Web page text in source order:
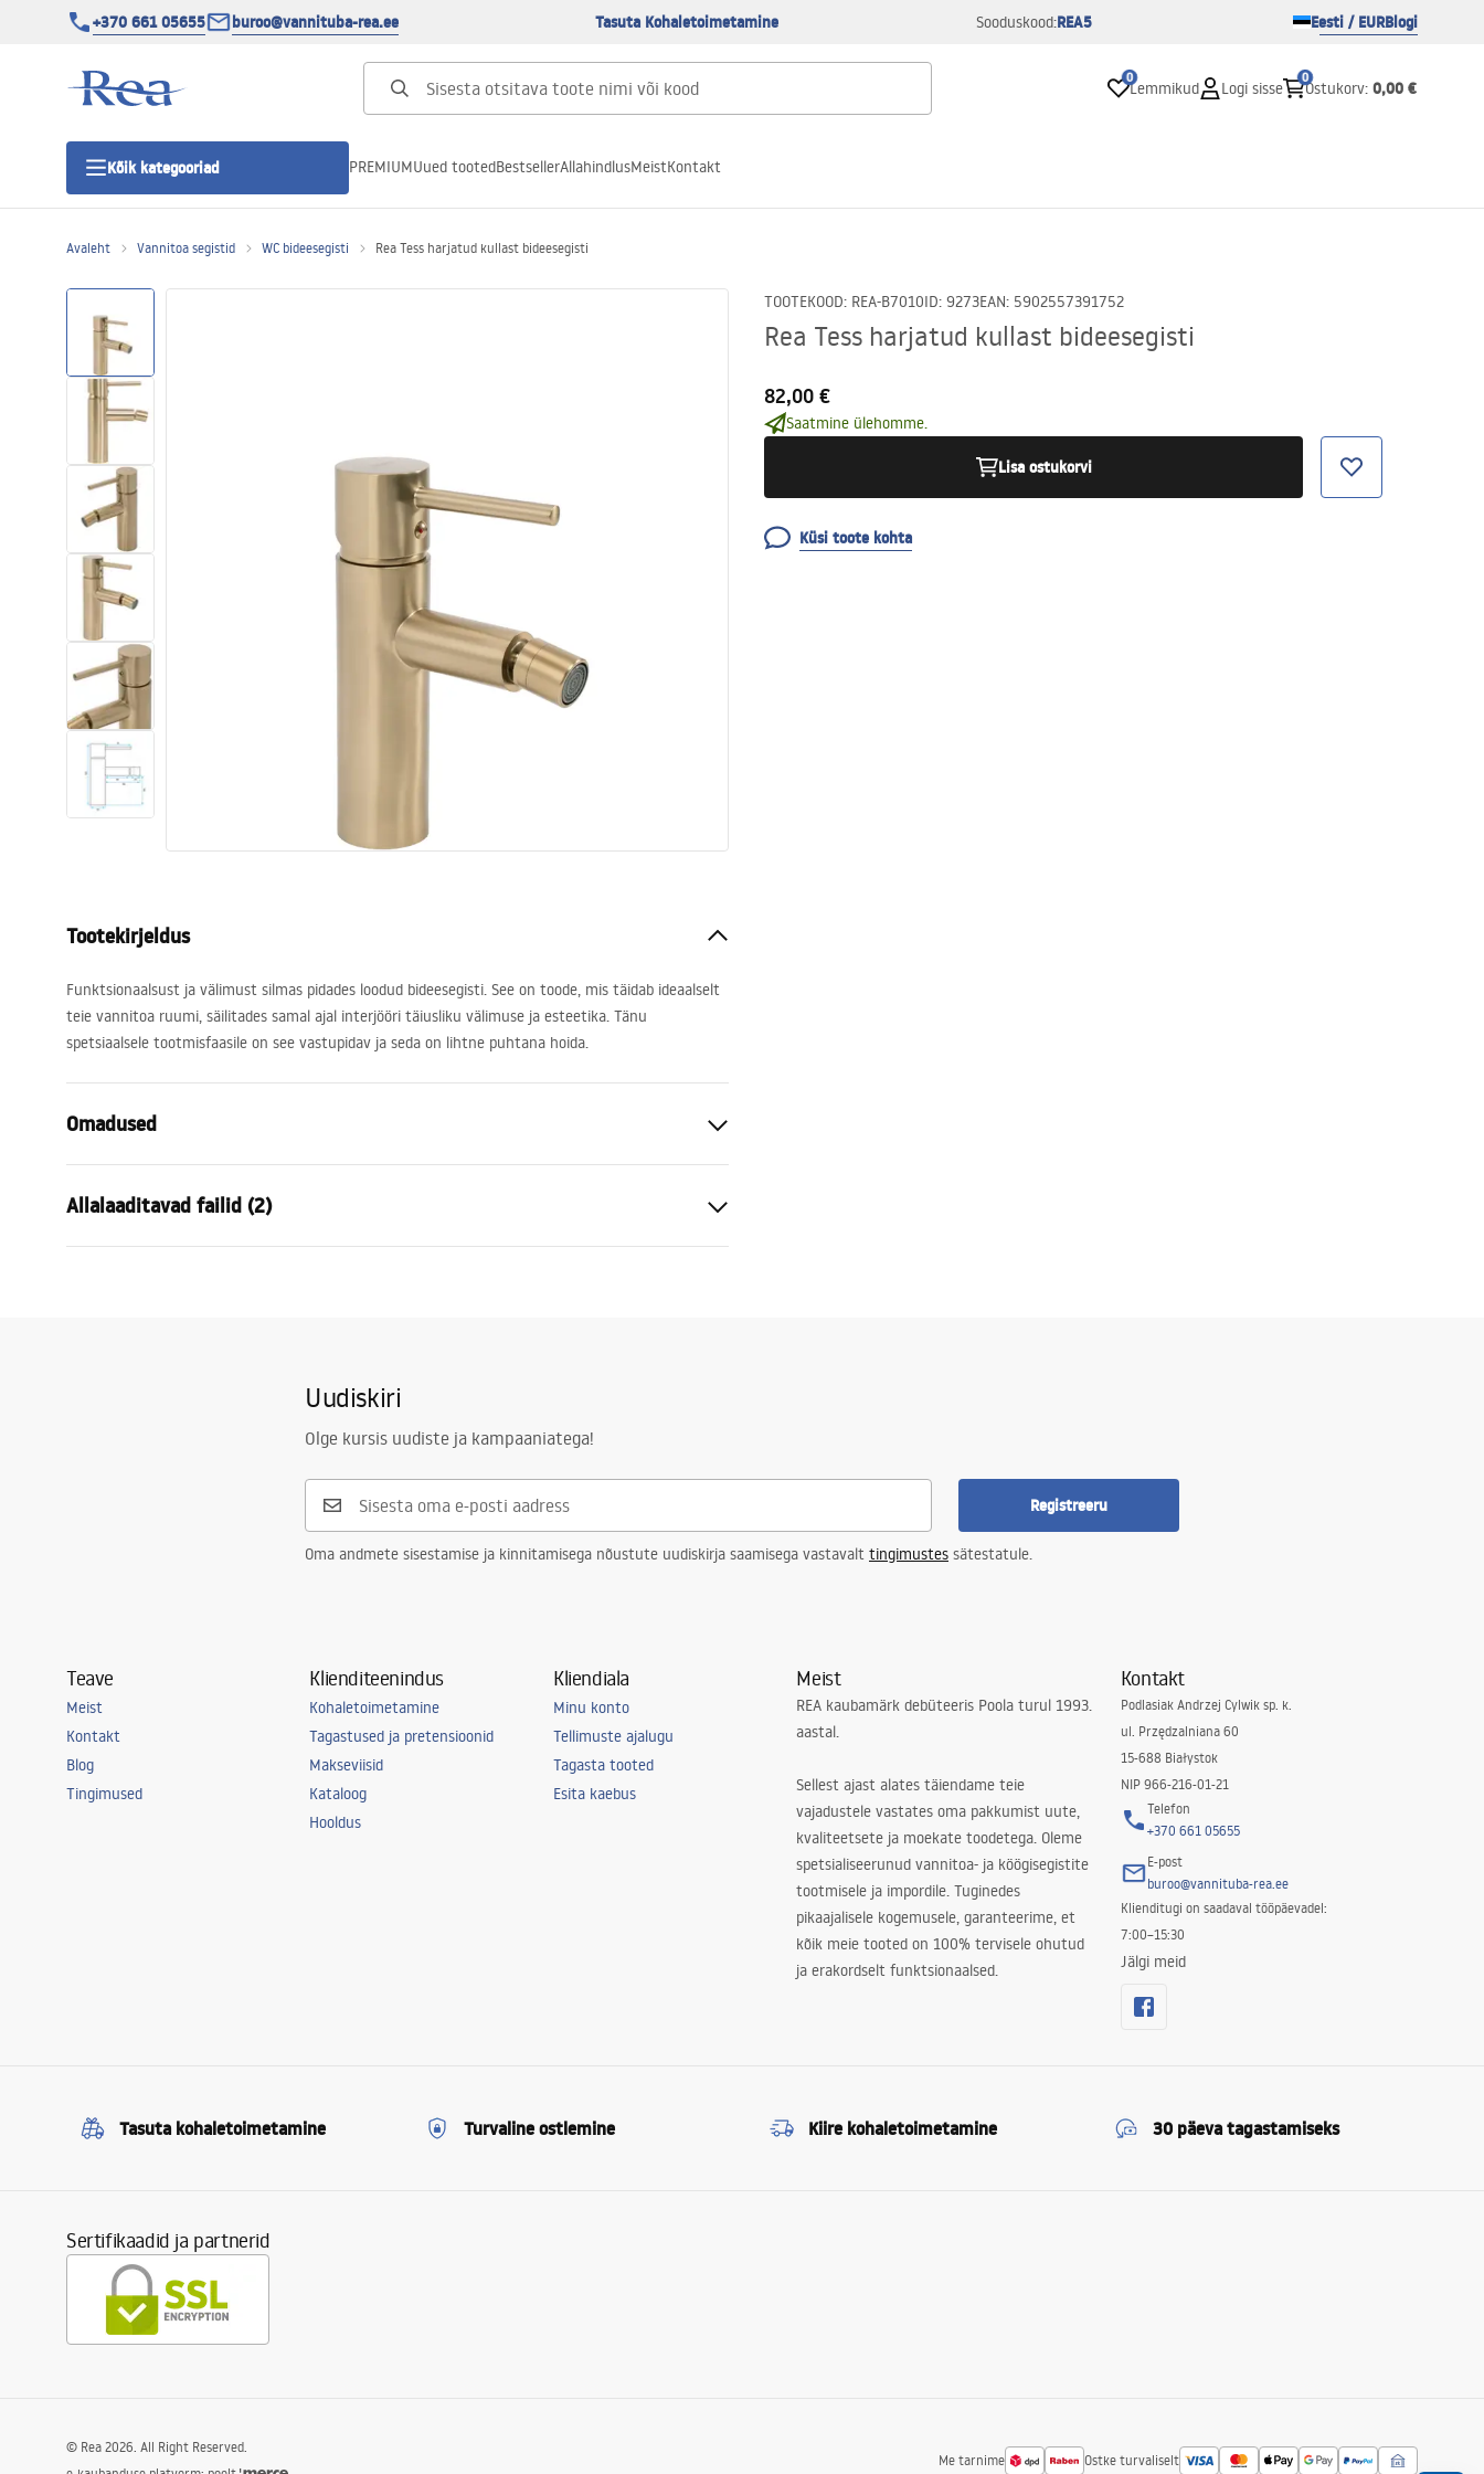
+370 661 05655 buroo@vannituba-rea.ee Tasuta Kohaletoimetamine Sooduskood:REA5 Eesti / EURBlogi
0
Lemmikud Logi sisse
0
Ostukorv: 0,00 €
Kõik kategooriad
Lineaarne duši äravool
Vannid ja ekraanid
Vannitoa segistid
Vannitoas dušid
PREMIUMUued tootedBestsellerAllahindlusMeistKontakt
Avaleht Vannitoa segistid WC bideesegisti Rea Tess harjatud kullast bideesegisti
TOOTEKOOD: REA-B7010ID: 9273EAN: 5902557391752
Rea Tess harjatud kullast bideesegisti
82,00 €
Saatmine ülehomme.
Lisa ostukorvi
Küsi toote kohta
Tootekirjeldus
Funktsionaalsust ja välimust silmas pidades loodud bideesegisti. See on toode, mis täidab ideaalselt
teie vannitoa ruumi, säilitades samal ajal interjööri täiusliku välimuse ja esteetika. Tänu
spetsiaalsele tootmisfaasile on see vastupidav ja seda on lihtne puhtana hoida.
Omadused
Paigaldusviis
Värv
Harjatud kuld
PVD
Allalaaditavad failid (2)
Uudiskiri
Olge kursis uudiste ja kampaaniatega!
Registreeru
Oma andmete sisestamise ja kinnitamisega nõustute uudiskirja saamisega vastavalt tingimustes sätestatule.
Teave
Meist
Kontakt
Blog
Tingimused
Klienditeenindus
Kohaletoimetamine
Tagastused ja pretensioonid
Makseviisid
Kataloog
Hooldus
Kliendiala
Minu konto
Tellimuste ajalugu
Tagasta tooted
Esita kaebus
Meist
REA kaubamärk debüteeris Poola turul 1993.
aastal.
Sellest ajast alates täiendame teie
vajadustele vastates oma pakkumist uute,
kvaliteetsete ja moekate toodetega. Oleme
spetsialiseerunud vannitoa- ja köögisegistite
tootmisele ja impordile. Tuginedes
pikaajalisele kogemusele, garanteerime, et
kõik meie tooted on 100% tervisele ohutud
ja erakordselt funktsionaalsed.
Kontakt
Podlasiak Andrzej Cylwik sp. k.
ul. Przędzalniana 60
15-688 Białystok
NIP 966-216-01-21
Telefon
+370 661 05655
E-post
buroo@vannituba-rea.ee
Klienditugi on saadaval tööpäevadel:
7:00–15:30
Jälgi meid
Tasuta kohaletoimetamine Turvaline ostlemine Kiire kohaletoimetamine 30 päeva tagastamiseks
Sertifikaadid ja partnerid
Me tarnime Ostke turvaliselt
© Rea 2026. All Right Reserved.